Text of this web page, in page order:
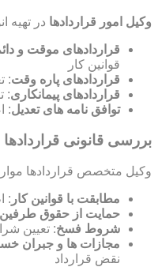
وکیل امور قراردادها در تهیه
قراردادهای موقت و
قوانین کار
قراردادهای پاره وقت:
قراردادهای پیمانکاری:
توافق نامه های تعدیل:
بررسی قانونی قراردادها
وکیل متخصص قراردادها
مطابقت با قوانین کار :
حمایت از حقوق طرفین
شروط فسخ: تعیین
مجازات ها و جبران
نقض قرارداد